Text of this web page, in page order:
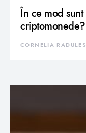
În ce mod
criptomonede?
CORNELIA